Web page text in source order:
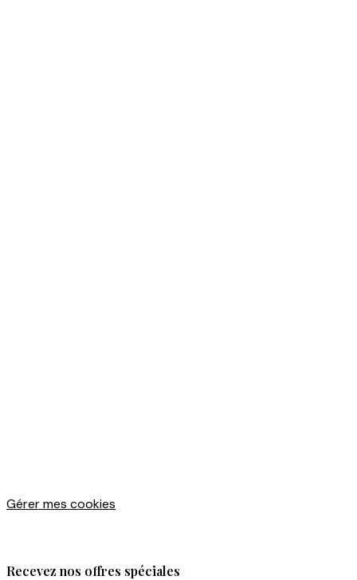
Gérer mes cookies
Recevez nos offres spéciales